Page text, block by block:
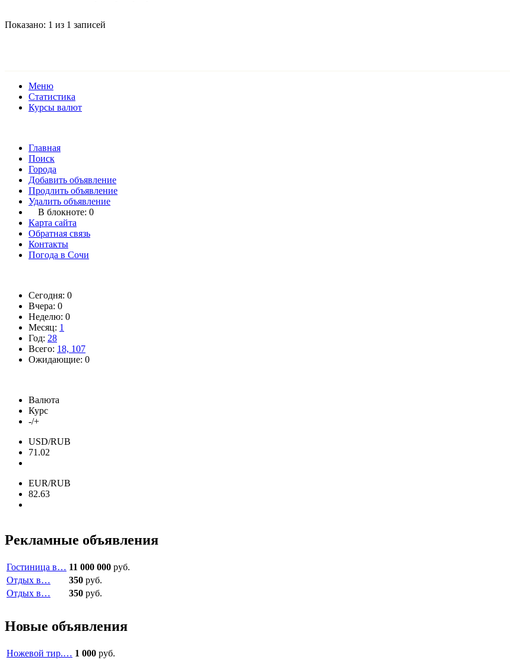
Показано: 1 из 1 записей
Меню
Статистика
Курсы валют
Главная
Поиск
Города
Добавить объявление
Продлить объявление
Удалить объявление
В блокноте: 0
Карта сайта
Обратная связь
Контакты
Погода в Сочи
Сегодня: 0
Вчера: 0
Неделю: 0
Месяц: 1
Год: 28
Всего: 18, 107
Ожидающие: 0
Валюта
Курс
-/+
USD/RUB
71.02
EUR/RUB
82.63
Рекламные объявления
Гостиница в… 11 000 000 руб.
Отдых в…
350 руб.
Отдых в…
350 руб.
Новые объявления
Ножевой тир.… 1 000 руб.